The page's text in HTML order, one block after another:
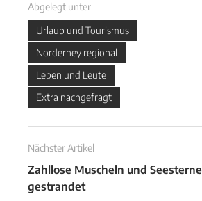
Abgelegt unter
Urlaub und Tourismus
Norderney regional
Leben und Leute
Extra nachgefragt
Nächster Artikel
Zahllose Muscheln und Seesterne
gestrandet